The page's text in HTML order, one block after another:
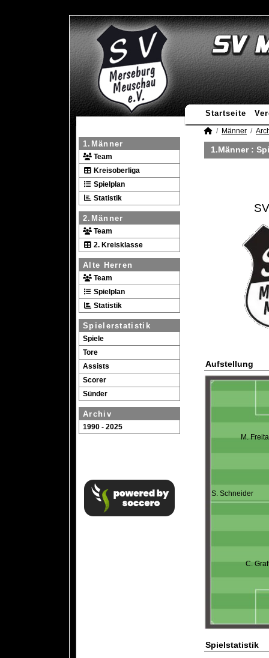
Startseite
1.Männer
Team
Kreisoberliga
Spielplan
Statistik
2.Männer
Team
2. Kreisklasse
Alte Herren
Team
Spielplan
Statistik
Spielerstatistik
Spiele
Tore
Assists
Scorer
Sünder
Archiv
1990 - 2025
Männer
1.Männer :
Aufstellung
M.
S. Schneider
C. Graf
Spielstatistik